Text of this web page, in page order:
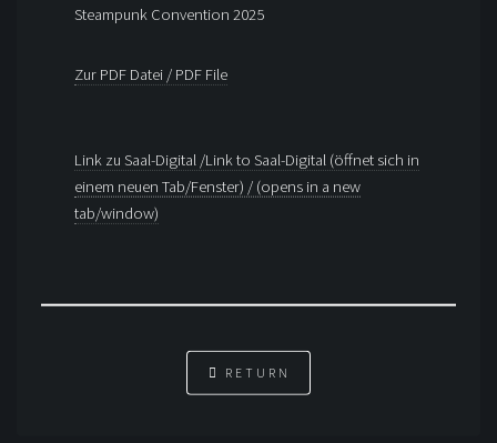
Steampunk Convention 2025
Zur PDF Datei / PDF File
Link zu Saal-Digital /Link to Saal-Digital (öffnet sich in
einem neuen Tab/Fenster) / (opens in a new
tab/window)
RETURN